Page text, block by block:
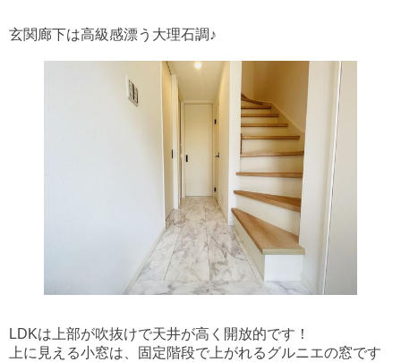
玄関廊下は高級感漂う大理石調♪
LDKは上部が吹抜けで天井が高く開放的です！
上に見える小窓は、固定階段で上がれるグルニエの窓です